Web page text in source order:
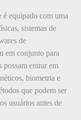
é equipado com uma
sistemas de
de
em conjunto para
possam entrar em
biometria e
que podem ser
usuários antes de